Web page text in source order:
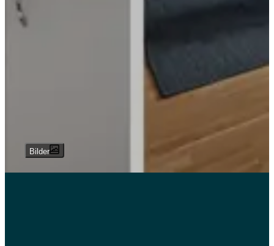
Bilder